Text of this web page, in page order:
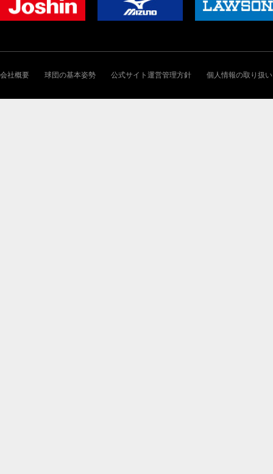
会社概要 球団の基本姿勢 公式サイト運営管理方針 個人情報の取り扱い